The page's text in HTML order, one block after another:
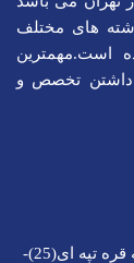
های مختلف
است.مهمترین
داشتن تخصص و
سعادت آباد-بلوار دریا-صرافها جنوبی-نبش کوچه قره تپه ای(25)-